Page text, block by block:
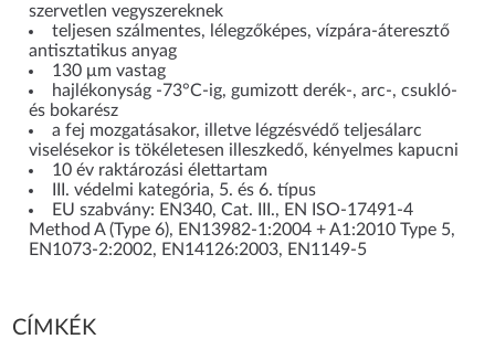
szervetlen vegyszereknek
teljesen szálmentes, lélegzőképes, vízpára-áteresztő
antisztatikus anyag
130 μm vastag
hajlékonyság -73°C-ig, gumizott derék-, arc-, csukló-
és bokarész
a fej mozgatásakor, illetve légzésvédő teljesálarc
viselésekor is tökéletesen illeszkedő, kényelmes kapucni
10 év raktározási élettartam
III. védelmi kategória, 5. és 6. típus
EU szabvány: EN340, Cat. III., EN ISO-17491-4
Method A (Type 6), EN13982-1:2004 + A1:2010 Type 5,
EN1073-2:2002, EN14126:2003, EN1149-5
CÍMKÉK